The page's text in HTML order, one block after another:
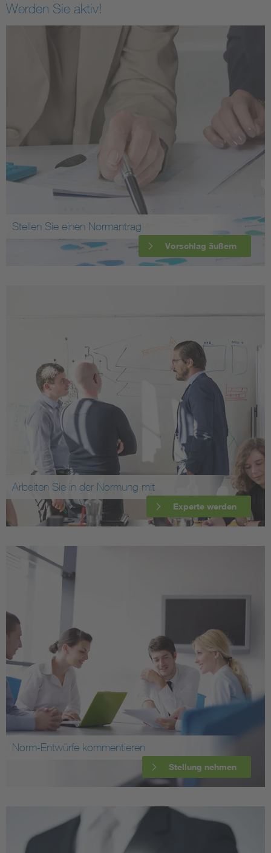
Werden Sie aktiv!
Stellen Sie einen Normantrag
Vorschlag äußern
Arbeiten Sie in der Normung mit
Experte werden
Norm-Entwürfe kommentieren
Stellung nehmen